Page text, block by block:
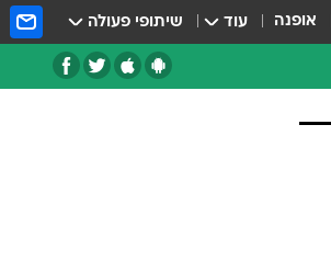
אופנה עוד שיתופי פעולה